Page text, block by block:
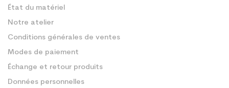
État du matériel
Notre atelier
Conditions générales de ventes
Modes de paiement
Échange et retour produits
Données personnelles